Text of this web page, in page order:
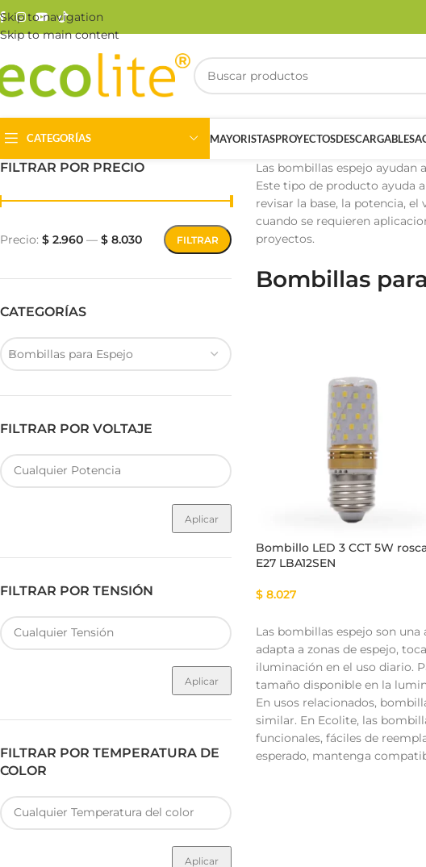
Skip to navigation
Skip to main content
CATEGORÍAS
Riel Magnético
Fuente de Poder SMART Luminarias Sistema Smart
MAYORISTASPROYECTOSDESCARGABLES
FILTRAR POR PRECIO
FILTRAR
Precio: $ 2.960 — $ 8.030
CATEGORÍAS
Bombillas para Espejo
FILTRAR POR VOLTAJE
Aplicar
FILTRAR POR TENSIÓN
Aplicar
FILTRAR POR TEMPERATURA DE
COLOR
Aplicar
Las bombillas espejo ayudan
Este tipo de producto ayuda
revisar la base, la potencia,
cuando se requieren
proyectos.
Bombillas
Bombillo LED 3 CCT 5W
E27 LBA12SEN
$ 8.027
Las bombillas espejo son
adapta a zonas de espejo,
iluminación en el uso diario.
tamaño disponible en la
En usos relacionados,
similar. En Ecolite, las
funcionales, fáciles de
esperado, mantenga